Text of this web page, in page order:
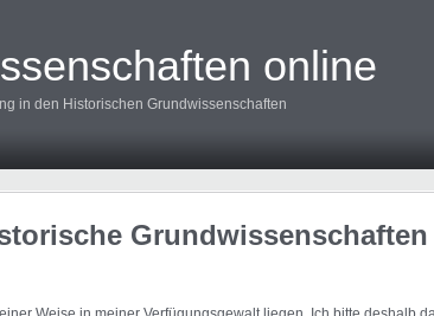
online
in den Historischen Grundwissenschaften
Grundwissenschaften